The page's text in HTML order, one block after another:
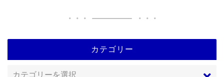
カテゴリー